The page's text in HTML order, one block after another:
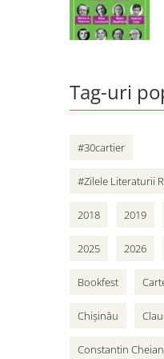
Tag-uri
#30cartier
#Zilele Literaturii
2018 2019
2025 2026
Bookfest
Chișinău
Constantin